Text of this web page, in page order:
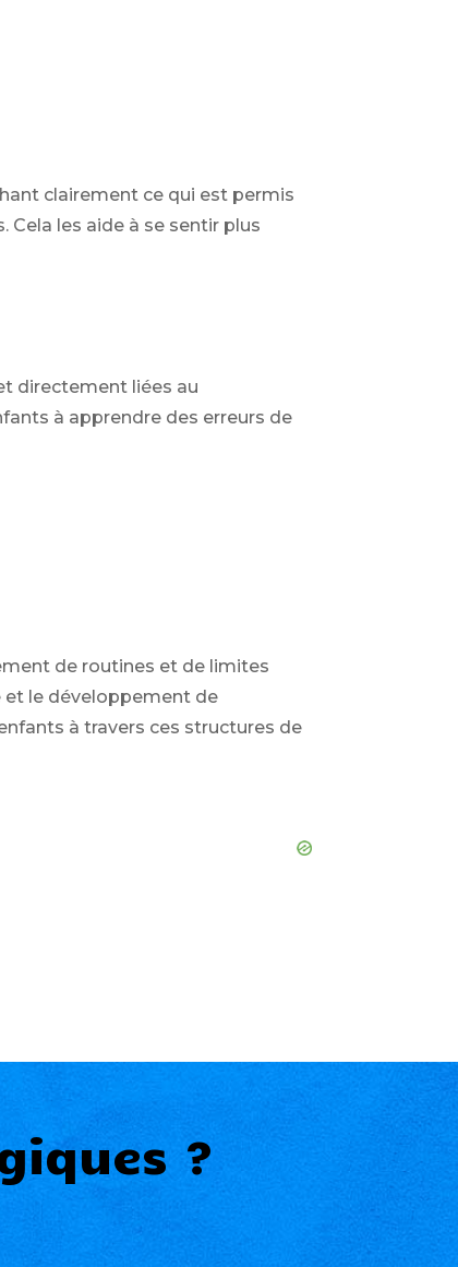
clairement ce qui est permis
Cela les aide à se sentir plus
directement liées au
à apprendre des erreurs de
de routines et de limites
et le développement de
à travers ces structures de
?